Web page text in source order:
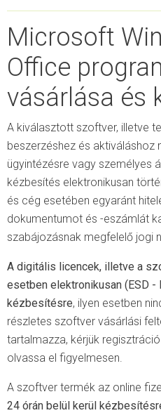
Microsoft
Office
vásárlása és
A kiválasztott szoftver, illetve
beszerzéshez és aktiváláshoz
ügyintézésre vagy személyes
kézbesítés elektronikusan
és cég esetében egyaránt
dokumentumot és -eszámlát
szabájozásnak megfelelő jogi
A digitális licencek, illetve a
esetben elektronikusan (ESD
kézbesítésre, ilyen esetben
részletes szoftver vásárlási
tartalmazza, kérjük
olvassa el figyelmesen.
A szoftver termék az online
24 órán belül kerül